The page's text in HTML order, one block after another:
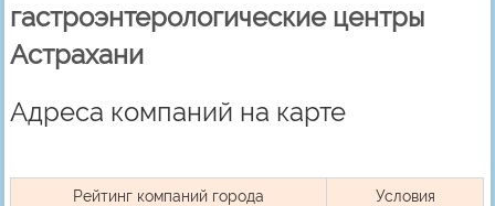
гастроэнтерологические центры
Астрахани
Адреса компаний на карте
Рейтинг компаний города
Условия